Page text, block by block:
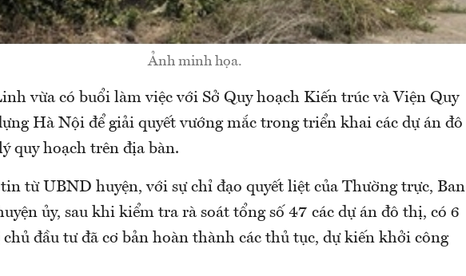
Ảnh minh họa.
vừa có buổi làm việc với Sở Quy hoạch Kiến trúc và Viện Quy
Hà Nội để giải quyết vướng mắc trong triển khai các dự án đô
quy hoạch trên địa bàn.
từ UBND huyện, với sự chỉ đạo quyết liệt của Thường trực, Ban
ủy, sau khi kiểm tra rà soát tổng số 47 các dự án đô thị, có 6
đầu tư đã cơ bản hoàn thành các thủ tục, dự kiến khởi công